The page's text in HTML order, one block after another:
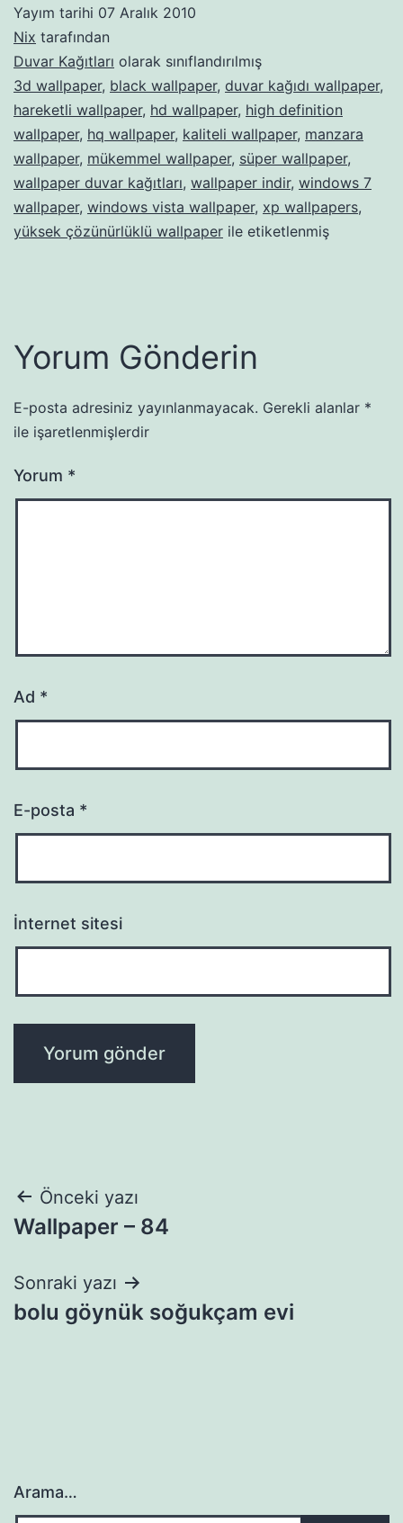
Yayım tarihi 07 Aralık 2010
Nix tarafından
Duvar Kağıtları olarak sınıflandırılmış
3d wallpaper, black wallpaper, duvar kağıdı wallpaper,
hareketli wallpaper, hd wallpaper, high definition
wallpaper, hq wallpaper, kaliteli wallpaper, manzara
wallpaper, mükemmel wallpaper, süper wallpaper,
wallpaper duvar kağıtları, wallpaper indir, windows 7
wallpaper, windows vista wallpaper, xp wallpapers,
yüksek çözünürlüklü wallpaper ile etiketlenmiş
Yorum Gönderin
E-posta adresiniz yayınlanmayacak. Gerekli alanlar *
ile işaretlenmişlerdir
Yorum *
Ad *
E-posta *
İnternet sitesi
Yazı
gezinmesi
Önceki yazı
Wallpaper – 84
Sonraki yazı
bolu göynük soğukçam evi
Arama…